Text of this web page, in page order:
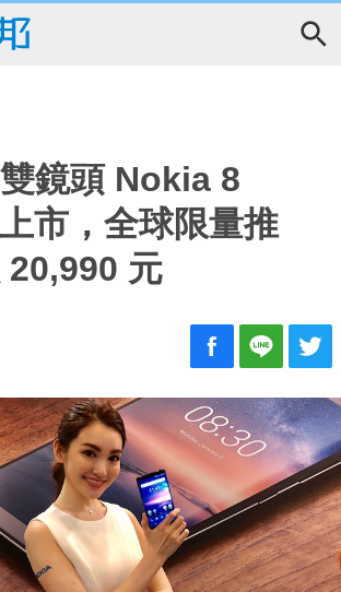
鏡頭 Nokia 8
市，全球限量推
20,990 元